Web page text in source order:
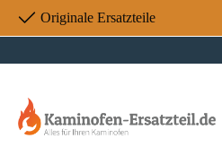
Hauptinhalt springen
Zur Suche springen
Zur Hauptnavigation springen
Originale Ersatzteile